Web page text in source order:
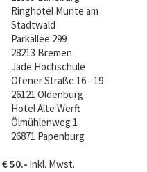
Ringhotel Munte am
Stadtwald
Parkallee 299
28213 Bremen
Jade Hochschule
Ofener Straße 16 - 19
26121 Oldenburg
Hotel Alte Werft
Ölmühlenweg 1
26871 Papenburg
€ 50.- inkl. Mwst.